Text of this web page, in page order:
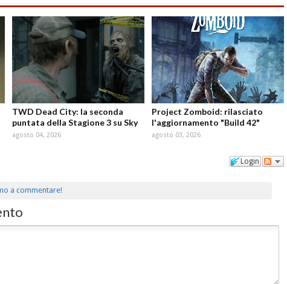
TWD Dead City: la seconda
puntata della Stagione 3 su Sky
agosto 04, 2026
Project Zomboid: rilasciato
l'aggiornamento "Build 42"
agosto 03, 2026
Login
a commentare!